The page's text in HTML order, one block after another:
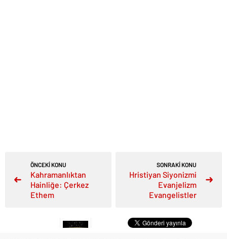
ÖNCEKİ KONU
Kahramanlıktan
Hainliğe: Çerkez
Ethem
SONRAKİ KONU
Hristiyan Siyonizmi
Evanjelizm
Evangelistler